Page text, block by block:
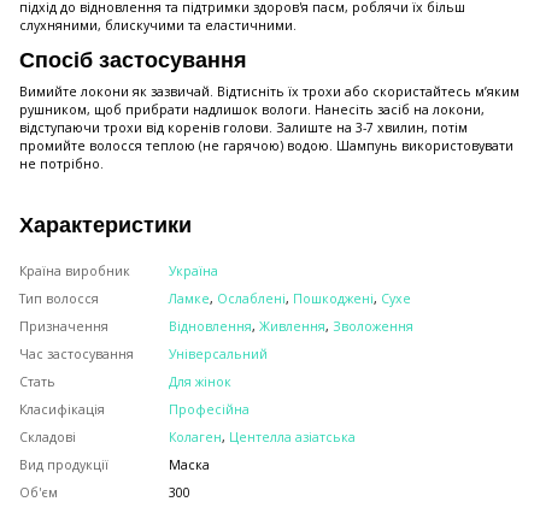
підхід до відновлення та підтримки здоров'я пасм, роблячи їх більш
слухняними, блискучими та еластичними.
Спосіб застосування
Вимийте локони як зазвичай. Відтисніть їх трохи або скористайтесь м’яким
рушником, щоб прибрати надлишок вологи. Нанесіть засіб на локони,
відступаючи трохи від коренів голови. Залиште на 3-7 хвилин, потім
промийте волосся теплою (не гарячою) водою. Шампунь використовувати
не потрібно.
Характеристики
Країна виробник
Україна
Тип волосся
Ламке, Ослаблені, Пошкоджені, Сухе
Призначення
Відновлення, Живлення, Зволоження
Час застосування
Універсальний
Стать
Для жінок
Класифікація
Професійна
Складові
Колаген, Центелла азіатська
Вид продукції
Маска
Об'єм
300